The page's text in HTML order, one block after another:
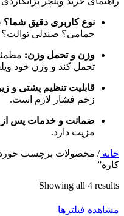
نوع کاربری دقیق شما؟
حمامی؟ صندلی توالت؟
وزن و تحمل وزن:
تحمل کند و وزن خود
قابلیت تنظیم پشتی و
زخم فشار لازم است.
ضمانت و خدمات پس
مزیت دارد.
خانه/ محصولات برچسب خورده
کاره”
Showing all 4 results
مشاهده فیلترها